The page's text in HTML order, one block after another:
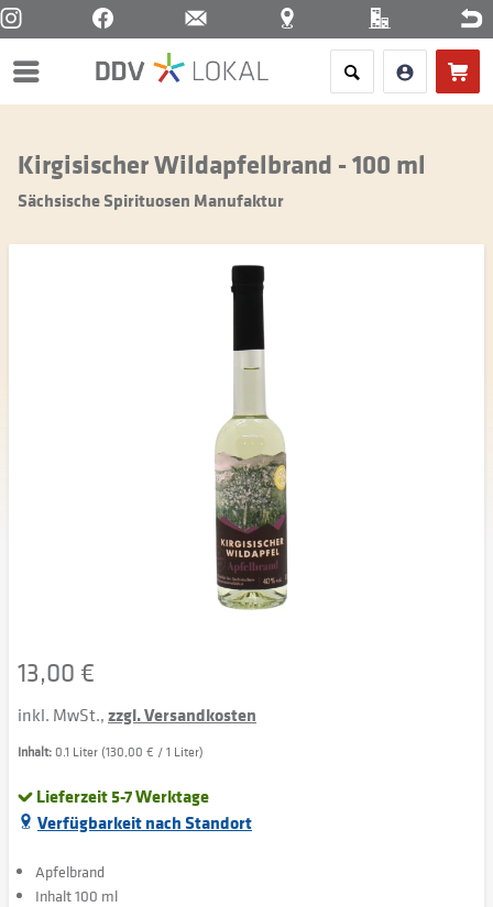
Menü
Kirgisischer Wildapfelbrand - 100 ml
Sächsische Spirituosen Manufaktur
13,00 €
inkl. MwSt.,zzgl. Versandkosten
Inhalt: 0.1 Liter (130,00 € / 1 Liter)
Lieferzeit 5-7 Werktage
Verfügbarkeit nach Standort
Apfelbrand
Inhalt 100 ml